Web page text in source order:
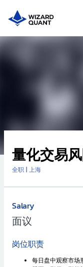
量化交易
全职 | 上海
Salary
面议
岗位职责
每日盘中观察市场